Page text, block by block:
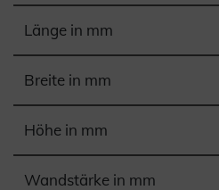
Länge in mm
Breite in mm
Höhe in mm
Wandstärke in mm